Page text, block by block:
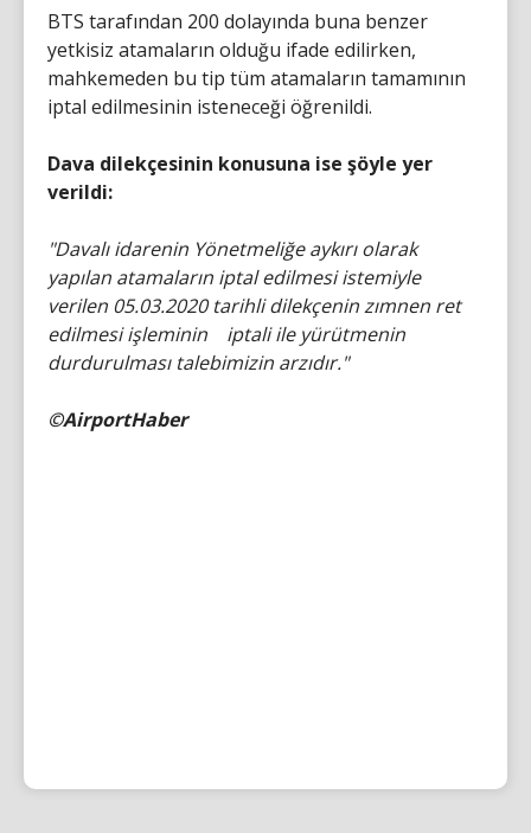
BTS tarafından 200 dolayında buna benzer
yetkisiz atamaların olduğu ifade edilirken,
mahkemeden bu tip tüm atamaların tamamının
iptal edilmesinin isteneceği öğrenildi.
Dava dilekçesinin konusuna ise şöyle yer
verildi:
"Davalı idarenin Yönetmeliğe aykırı olarak
yapılan atamaların iptal edilmesi istemiyle
verilen 05.03.2020 tarihli dilekçenin zımnen ret
edilmesi işleminin iptali ile yürütmenin
durdurulması talebimizin arzıdır."
©AirportHaber